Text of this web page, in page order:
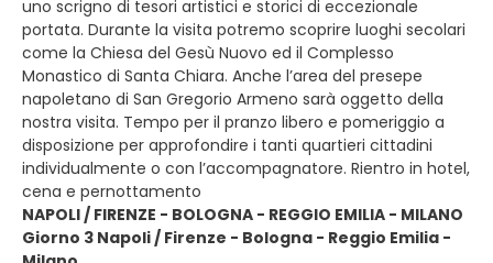
uno scrigno di tesori artistici e storici di eccezionale
portata. Durante la visita potremo scoprire luoghi secolari
come la Chiesa del Gesù Nuovo ed il Complesso
Monastico di Santa Chiara. Anche l’area del presepe
napoletano di San Gregorio Armeno sarà oggetto della
nostra visita. Tempo per il pranzo libero e pomeriggio a
disposizione per approfondire i tanti quartieri cittadini
individualmente o con l’accompagnatore. Rientro in hotel,
cena e pernottamento
NAPOLI / FIRENZE - BOLOGNA - REGGIO EMILIA - MILANO
Giorno 3 Napoli / Firenze - Bologna - Reggio Emilia -